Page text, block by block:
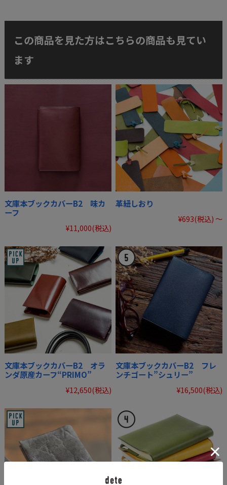
この商品を見た方はこちらの商品も見てい
ます
文庫本ブックカバーB2 味カ
ーフ
¥11,000(税込)
革紐しおり
¥693(税込) ～
文庫本ブックカバーB2 オラ
ンダ原産カーフ“PRIMO”
¥12,650(税込)
文庫本ブックカバーB2 フレ
ンチゴート”シュリー”
¥16,500(税込)